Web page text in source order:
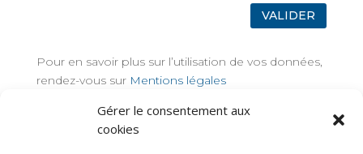
Gérer le consentement aux
cookies
VALIDER
Pour en savoir plus sur l’utilisation de vos données,
rendez-vous sur Mentions légales